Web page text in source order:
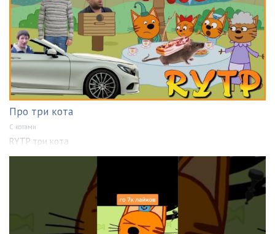
Про три кота
С котами
RYTP три кота